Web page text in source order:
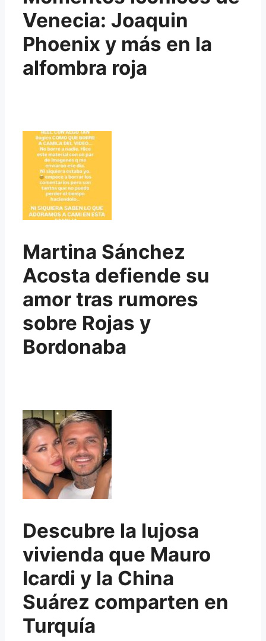
Venecia: Joaquin
Phoenix y más en la
alfombra roja
Martina Sánchez
Acosta defiende su
amor tras rumores
sobre Rojas y
Bordonaba
Descubre la lujosa
vivienda que Mauro
Icardi y la China
Suárez comparten en
Turquía